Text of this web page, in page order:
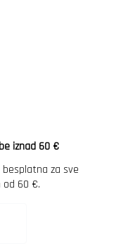
iznad 60 €
za sve
od 60 €.